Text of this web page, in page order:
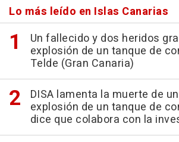
Lo más leído en Islas Canarias
Un fallecido y dos heridos
explosión de un tanque de
Telde (Gran Canaria)
DISA lamenta la muerte de
explosión de un tanque de
dice que colabora con la